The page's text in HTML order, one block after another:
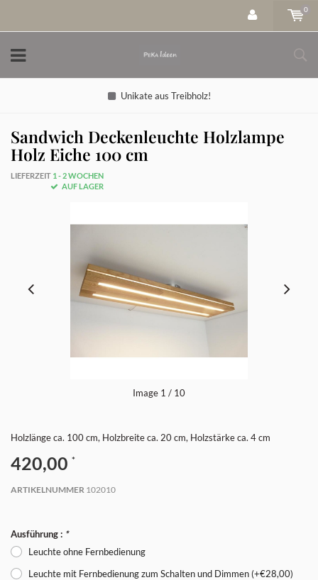
0
Unikate aus Treibholz!
Sandwich Deckenleuchte Holzlampe
Holz Eiche 100 cm
LIEFERZEIT 1 - 2 WOCHEN
AUF LAGER
Image 1 / 10
Holzlänge ca. 100 cm, Holzbreite ca. 20 cm, Holzstärke ca. 4 cm
420,00 *
ARTIKELNUMMER 102010
Ausführung : *
Leuchte ohne Fernbedienung
Leuchte mit Fernbedienung zum Schalten und Dimmen (+€28,00)